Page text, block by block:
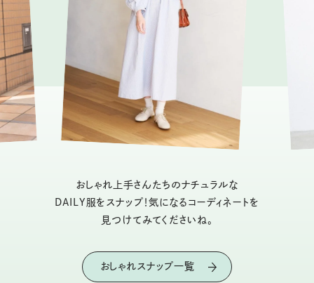
おしゃれ上手さんたちのナチュラルな
DAILY服をスナップ！気になるコーディネートを
見つけてみてくださいね。
おしゃれスナップ一覧